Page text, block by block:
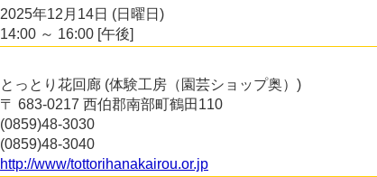
2025年12月14日 (日曜日)
14:00 ～ 16:00 [午後]
とっとり花回廊 (体験工房（園芸ショップ奥）)
〒 683-0217 西伯郡南部町鶴田110
(0859)48-3030
(0859)48-3040
http://www/tottorihanakairou.or.jp